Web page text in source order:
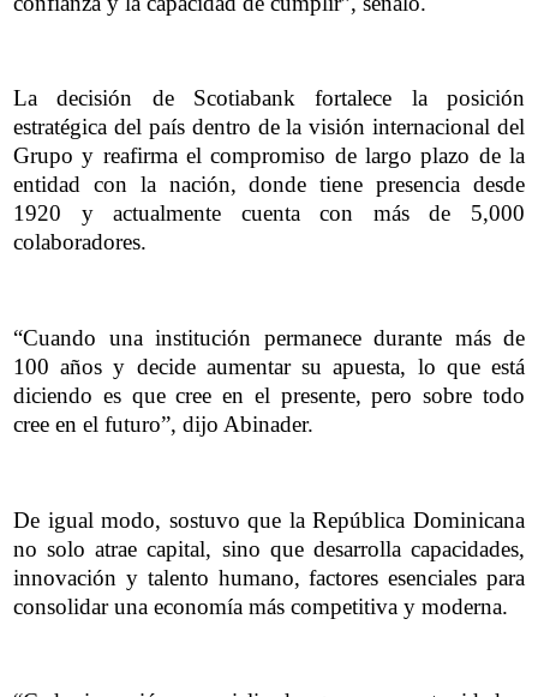
La decisión de Scotiabank fortalece la posición
estratégica del país dentro de la visión internacional del
Grupo y reafirma el compromiso de largo plazo de la
entidad con la nación, donde tiene presencia desde
1920 y actualmente cuenta con más de 5,000
colaboradores.
“Cuando una institución permanece durante más de
100 años y decide aumentar su apuesta, lo que está
diciendo es que cree en el presente, pero sobre todo
cree en el futuro”, dijo Abinader.
De igual modo, sostuvo que la República Dominicana
no solo atrae capital, sino que desarrolla capacidades,
innovación y talento humano, factores esenciales para
consolidar una economía más competitiva y moderna.